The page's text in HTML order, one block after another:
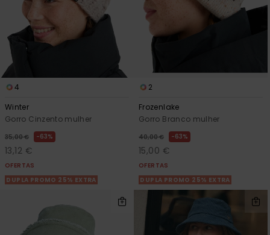
4
Winter
Gorro Cinzento mulher
35,00 € 63%
13,12 €
OFERTAS
DUPLA PROMO 25% EXTRA
2
Frozenlake
Gorro Branco mulher
40,00 € 63%
15,00 €
OFERTAS
DUPLA PROMO 25% EXTRA